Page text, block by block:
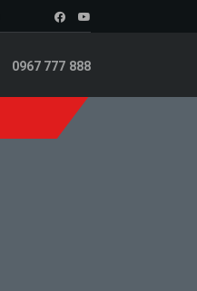
0967 777 888